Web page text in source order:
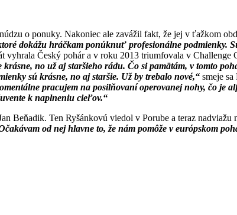
o ponuky. Nakoniec ale zavážil fakt, že jej v ťažkom
dokážu hráčkam ponúknuť profesionálne podmienky.
Český pohár a v roku 2013 triumfovala v Challenge
no už aj staršieho rádu. Čo si pamätám, v tomto
sú krásne, no aj staršie. Už by trebalo nové,“ smeje
pracujem na posilňovaní operovanej nohy, čo je
k naplneniu cieľov.“
Beňadik. Ten Ryšánkovú viedol v Porube a teraz nadviažu
od nej hlavne to, že nám pomôže v európskom